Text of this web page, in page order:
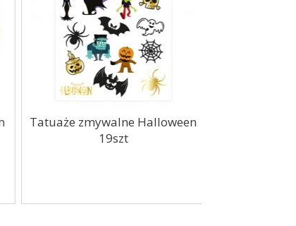
Tatuaże zmywalne Halloween
19szt